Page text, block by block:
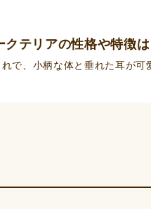
クテリアの性格や特徴
で、小柄な体と垂れた耳が